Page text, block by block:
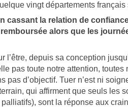
vingt départements français
cassant la relation de
alors que les
depuis sa conception
pas toute notre attention, toutes
d’objectif. Tuer n’est ni
qui affirment que seuls les
sont la réponse aux